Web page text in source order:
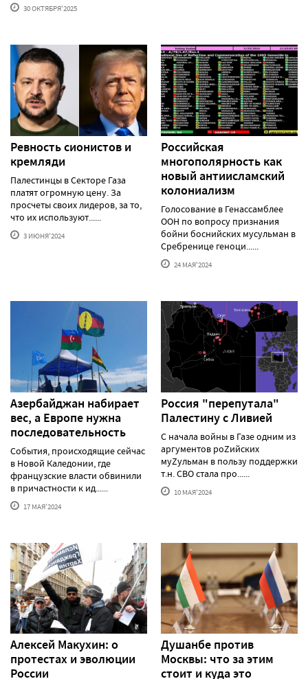
30 ОКТЯБРЯ'2025
Ревность сионистов и
кремляди
Палестинцы в Секторе Газа
платят огромную цену. За
просчеты своих лидеров, за то,
что их используют......
3 ИЮНЯ'2024
Российская
многополярность как
новый антиисламский
колониализм
Голосование в Генассамблее
ООН по вопросу признания
бойни боснийских мусульман в
Сребренице геноци......
24 МАЯ'2024
Азербайджан набирает
вес, а Европе нужна
последовательность
События, происходящие сейчас
в Новой Каледонии, где
французские власти обвинили
в причастности к ид......
17 МАЯ'2024
Россия "перепутала"
Палестину с Ливией
С начала войны в Газе одним из
аргументов роZийских
муZульман в пользу поддержки
т.н. СВО стала про......
10 МАЯ'2024
Алексей Макуxин: о
протестаx и эволюции
России
Душанбе против
Москвы: что за этим
стоит и куда это